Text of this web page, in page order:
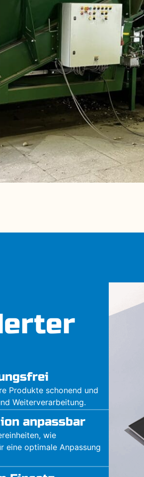
Produkte schonend und
Weiterverarbeitung.
anpassbar
wie
eine optimale Anpassung